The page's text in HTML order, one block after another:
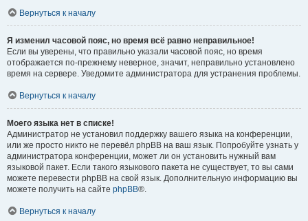
Вернуться к началу
Я изменил часовой пояс, но время всё равно неправильное!
Если вы уверены, что правильно указали часовой пояс, но время
отображается по-прежнему неверное, значит, неправильно установлено
время на сервере. Уведомите администратора для устранения проблемы.
Вернуться к началу
Моего языка нет в списке!
Администратор не установил поддержку вашего языка на конференции,
или же просто никто не перевёл phpBB на ваш язык. Попробуйте узнать у
администратора конференции, может ли он установить нужный вам
языковой пакет. Если такого языкового пакета не существует, то вы сами
можете перевести phpBB на свой язык. Дополнительную информацию вы
можете получить на сайте phpBB®.
Вернуться к началу